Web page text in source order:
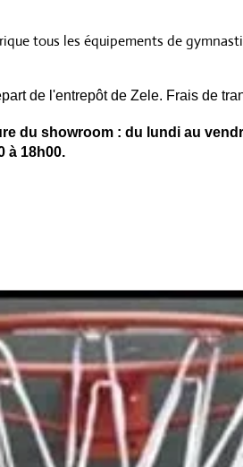
de l'entrepôt de Zele. Frais de
tous les équipements de
du showroom : du lundi au
à 18h00.